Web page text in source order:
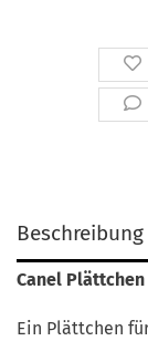
Beschreibung
Canel Plättchen
Ein Plättchen